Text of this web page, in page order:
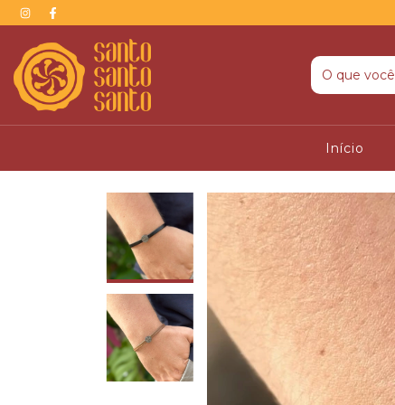
Início